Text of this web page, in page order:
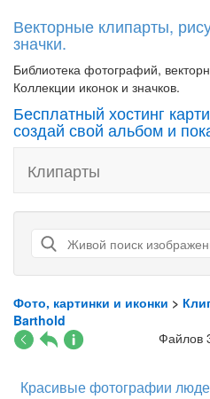
Векторные клипарты,
значки.
Библиотека фотографий,
Коллекции иконок и значков.
Бесплатный хостинг
создай свой альбом и
Клипарты
Фото, картинки и иконки >
Barthold
Файлов
Красивые фотографии